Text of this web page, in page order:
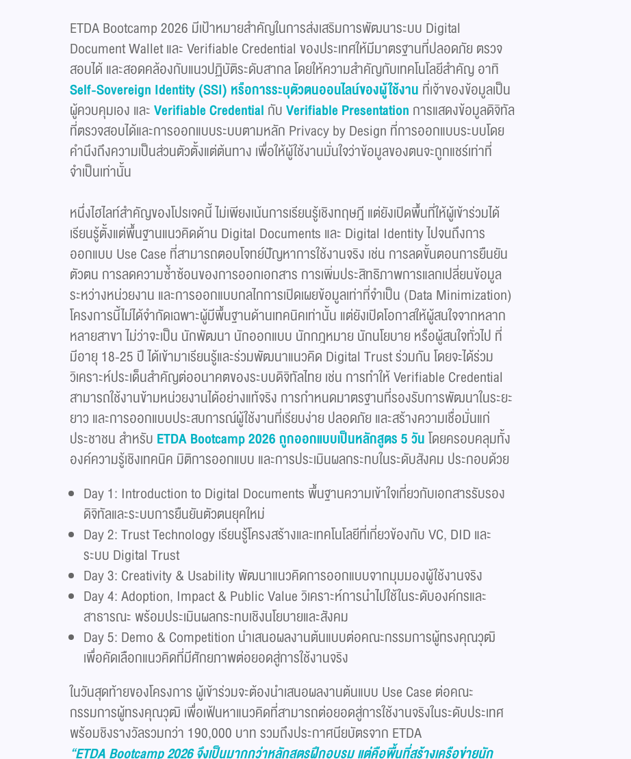
ETDA Bootcamp 2026 มีเป้าหมายสำคัญในการส่งเสริมการพัฒนาระบบ Digital
Document Wallet และ Verifiable Credential ของประเทศให้มีมาตรฐานที่ปลอดภัย ตรวจ
สอบได้ และสอดคล้องกับแนวปฏิบัติระดับสากล โดยให้ความสำคัญกับเทคโนโลยีสำคัญ อาทิ
Self-Sovereign Identity(SSI) หรือการระบุตัวตนออนไลน์ของผู้ใช้งาน ที่เจ้าของข้อมูลเป็น
ผู้ควบคุมเอง และVerifiable Credential กับVerifiable Presentation การแสดงข้อมูลดิจิทัล
ที่ตรวจสอบได้และการออกแบบระบบตามหลัก Privacy by Design ที่การออกแบบระบบโดย
คำนึงถึงความเป็นส่วนตัวตั้งแต่ต้นทาง เพื่อให้ผู้ใช้งานมั่นใจว่าข้อมูลของตนจะถูกแชร์เท่าที่
จำเป็นเท่านั้น
หนึ่งไฮไลท์สำคัญของโปรเจคนี้ ไม่เพียงเน้นการเรียนรู้เชิงทฤษฎี แต่ยังเปิดพื้นที่ให้ผู้เข้าร่วมได้
เรียนรู้ตั้งแต่พื้นฐานแนวคิดด้าน Digital Documents และ Digital Identity ไปจนถึงการ
ออกแบบ Use Case ที่สามารถตอบโจทย์ปัญหาการใช้งานจริง เช่น การลดขั้นตอนการยืนยัน
ตัวตน การลดความซ้ำซ้อนของการออกเอกสาร การเพิ่มประสิทธิภาพการแลกเปลี่ยนข้อมูล
ระหว่างหน่วยงาน และการออกแบบกลไกการเปิดเผยข้อมูลเท่าที่จำเป็น (Data Minimization)
โครงการนี้ไม่ได้จำกัดเฉพาะผู้มีพื้นฐานด้านเทคนิคเท่านั้น แต่ยังเปิดโอกาสให้ผู้สนใจจากหลาก
หลายสาขา ไม่ว่าจะเป็น นักพัฒนา นักออกแบบ นักกฎหมาย นักนโยบาย หรือผู้สนใจทั่วไป ที่
มีอายุ 18-25 ปี ได้เข้ามาเรียนรู้และร่วมพัฒนาแนวคิด Digital Trust ร่วมกัน โดยจะได้ร่วม
วิเคราะห์ประเด็นสำคัญต่ออนาคตของระบบดิจิทัลไทย เช่น การทำให้ Verifiable Credential
สามารถใช้งานข้ามหน่วยงานได้อย่างแท้จริง การกำหนดมาตรฐานที่รองรับการพัฒนาในระยะ
ยาว และการออกแบบประสบการณ์ผู้ใช้งานที่เรียบง่าย ปลอดภัย และสร้างความเชื่อมั่นแก่
ประชาชน สำหรับ ETDA Bootcamp2026 ถูกออกแบบเป็นหลักสูตร 5 วันโดยครอบคลุมทั้ง
องค์ความรู้เชิงเทคนิค มิติการออกแบบ และการประเมินผลกระทบในระดับสังคม ประกอบด้วย
Day 1: Introduction to Digital Documents พื้นฐานความเข้าใจเกี่ยวกับเอกสารรับรอง
ดิจิทัลและระบบการยืนยันตัวตนยุคใหม่
Day 2: Trust Technology เรียนรู้โครงสร้างและเทคโนโลยีที่เกี่ยวข้องกับ VC, DID และ
ระบบ Digital Trust
Day 3: Creativity & Usability พัฒนาแนวคิดการออกแบบจากมุมมองผู้ใช้งานจริง
Day 4: Adoption, Impact & Public Value วิเคราะห์การนำไปใช้ในระดับองค์กรและ
สาธารณะ พร้อมประเมินผลกระทบเชิงนโยบายและสังคม
Day 5: Demo & Competition นำเสนอผลงานต้นแบบต่อคณะกรรมการผู้ทรงคุณวุฒิ
เพื่อคัดเลือกแนวคิดที่มีศักยภาพต่อยอดสู่การใช้งานจริง
ในวันสุดท้ายของโครงการ ผู้เข้าร่วมจะต้องนำเสนอผลงานต้นแบบ Use Case ต่อคณะ
กรรมการผู้ทรงคุณวุฒิ เพื่อเฟ้นหาแนวคิดที่สามารถต่อยอดสู่การใช้งานจริงในระดับประเทศ
พร้อมชิงรางวัลรวมกว่า 190,000 บาท รวมถึงประกาศนียบัตรจาก ETDA
“ETDA Bootcamp2026 จึงเป็นมากกว่าหลักสูตรฝึกอบรม แต่คือพื้นที่สร้างเครือข่ายนัก